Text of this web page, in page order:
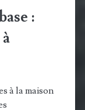
:
à la maison